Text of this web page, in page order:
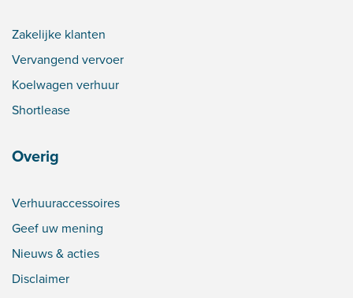
Zakelijke klanten
Vervangend vervoer
Koelwagen verhuur
Shortlease
Overig
Verhuuraccessoires
Geef uw mening
Nieuws & acties
Disclaimer